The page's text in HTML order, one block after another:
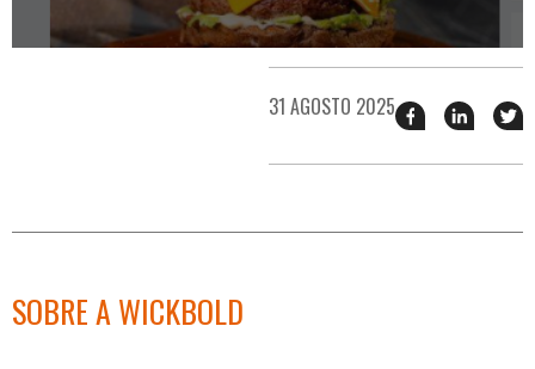
31 AGOSTO 2025 Compartilhar
esse
no
esse
no
SOBRE A WICKBOLD